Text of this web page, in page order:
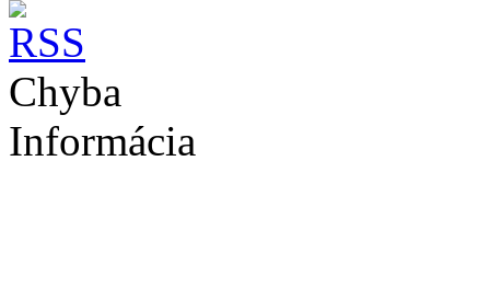
Chyba
Informácia